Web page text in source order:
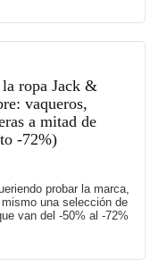
ropa Jack &
vaqueros,
a mitad de
-72%)
probar la marca,
una selección de
van del -50% al -72%